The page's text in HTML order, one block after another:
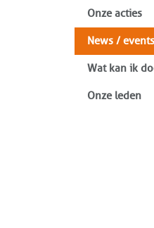
Onze acties
News / events
Wat kan ik
Onze leden